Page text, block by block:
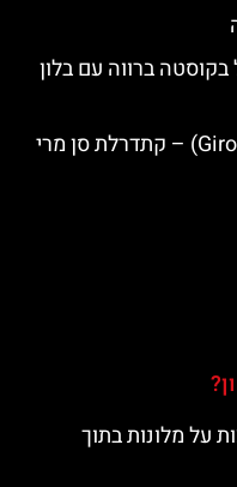
ברווה עם בלון
קתדרלת גירונה (Girona Cathedral) – קתדרלת סן מרי
על מלונות בתוך